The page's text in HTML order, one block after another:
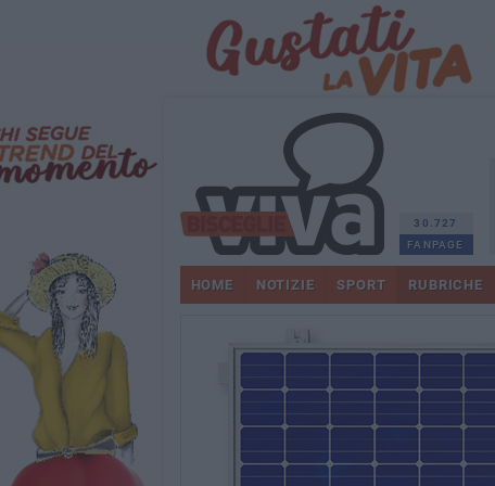
30.727
FANPAGE
HOME NOTIZIE SPORT RUBRICHE